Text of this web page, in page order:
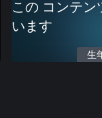
この コンテン
います
生